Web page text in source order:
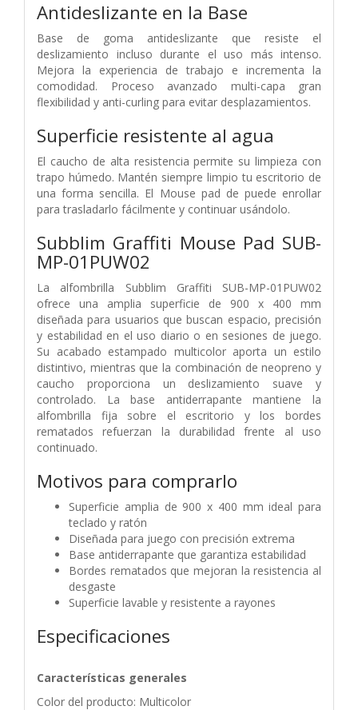
Antideslizante en la Base
Base de goma antideslizante que resiste el
deslizamiento incluso durante el uso más intenso.
Mejora la experiencia de trabajo e incrementa la
comodidad. Proceso avanzado multi-capa gran
flexibilidad y anti-curling para evitar desplazamientos.
Superficie resistente al agua
El caucho de alta resistencia permite su limpieza con
trapo húmedo. Mantén siempre limpio tu escritorio de
una forma sencilla. El Mouse pad de puede enrollar
para trasladarlo fácilmente y continuar usándolo.
Subblim Graffiti Mouse Pad SUB-
MP-01PUW02
La alfombrilla Subblim Graffiti SUB-MP-01PUW02
ofrece una amplia superficie de 900 x 400 mm
diseñada para usuarios que buscan espacio, precisión
y estabilidad en el uso diario o en sesiones de juego.
Su acabado estampado multicolor aporta un estilo
distintivo, mientras que la combinación de neopreno y
caucho proporciona un deslizamiento suave y
controlado. La base antiderrapante mantiene la
alfombrilla fija sobre el escritorio y los bordes
rematados refuerzan la durabilidad frente al uso
continuado.
Motivos para comprarlo
Superficie amplia de 900 x 400 mm ideal para
teclado y ratón
Diseñada para juego con precisión extrema
Base antiderrapante que garantiza estabilidad
Bordes rematados que mejoran la resistencia al
desgaste
Superficie lavable y resistente a rayones
Especificaciones
Características generales
Color del producto: Multicolor